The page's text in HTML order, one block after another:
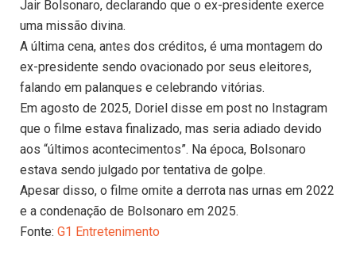
Jair Bolsonaro, declarando que o ex-presidente exerce
uma missão divina.
A última cena, antes dos créditos, é uma montagem do
ex-presidente sendo ovacionado por seus eleitores,
falando em palanques e celebrando vitórias.
Em agosto de 2025, Doriel disse em post no Instagram
que o filme estava finalizado, mas seria adiado devido
aos “últimos acontecimentos”. Na época, Bolsonaro
estava sendo julgado por tentativa de golpe.
Apesar disso, o filme omite a derrota nas urnas em 2022
e a condenação de Bolsonaro em 2025.
Fonte: G1 Entretenimento